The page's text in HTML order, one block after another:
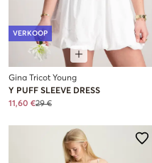
VERKOOP
Gina Tricot Young
Y PUFF SLEEVE DRESS
11,60 €29 €